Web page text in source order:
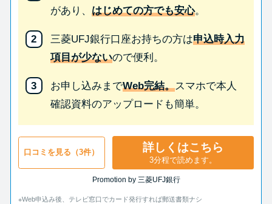
があり、はじめての方でも安心。
三菱UFJ銀行口座お持ちの方は申込時入力
項目が少ないので便利。
お申し込みまでWeb完結。スマホで本人
確認資料のアップロードも簡単。
口コミを見る（3件） 詳しくはこちら
3分程で読めます。
Promotion by 三菱UFJ銀行
※Web申込み後、テレビ窓口でカード発行すれば郵送書類ナシ